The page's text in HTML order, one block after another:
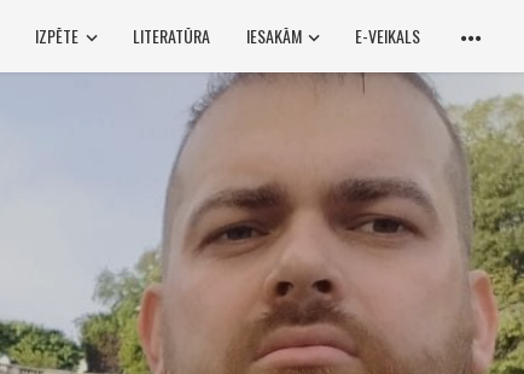
IZPĒTE LITERATŪRA IESAKĀM E-VEIKALS